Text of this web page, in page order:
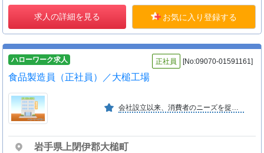
求人の詳細を見る お気に入り登録する
ハローワーク求人 正社員 [No:09070-01591161]
食品製造員（正社員）／大槌工場
会社設立以来、消費者のニーズを捉えた商品開発と共に大手コンビニ等の導入シェアを９０％以上確保することで、安定成長を遂げている。また、本社工場は国際基準の衛生基準で運営している。
岩手県上閉伊郡大槌町